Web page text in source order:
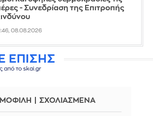
- Συνεδρίαση της Επιτροπής
08.08.2026
ΕΠΙΣΗΣ
από το skai.gr
ΣΧΟΛΙΑΣΜΕΝΑ